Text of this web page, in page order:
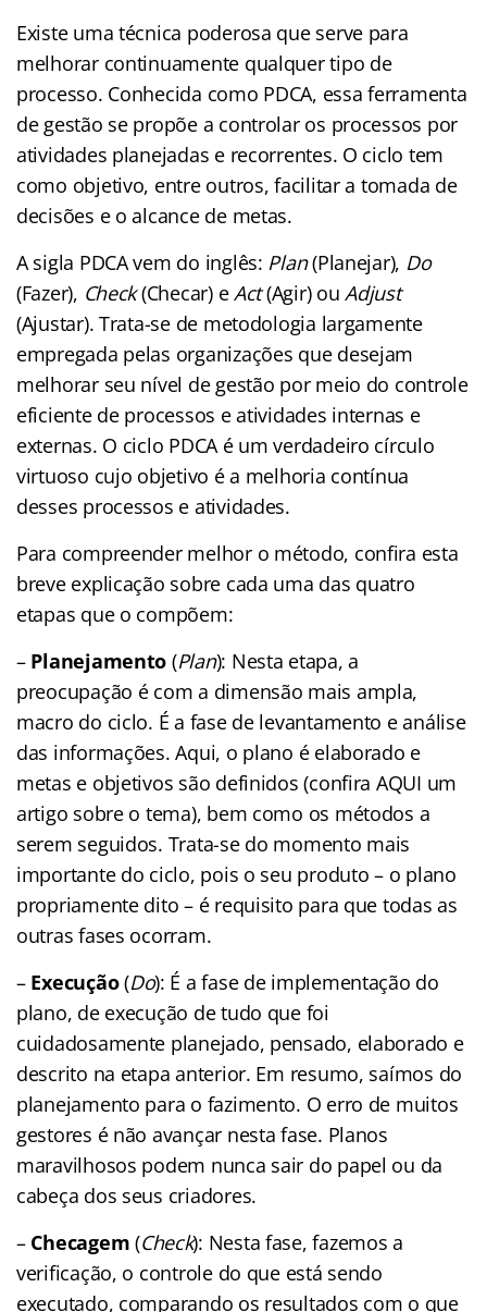
Existe uma técnica poderosa que serve para
melhorar continuamente qualquer tipo de
processo. Conhecida como PDCA, essa ferramenta
de gestão se propõe a controlar os processos por
atividades planejadas e recorrentes. O ciclo tem
como objetivo, entre outros, facilitar a tomada de
decisões e o alcance de metas.
A sigla PDCA vem do inglês: Plan(Planejar), Do
(Fazer), Check(Checar) eAct(Agir) ouAdjust
(Ajustar). Trata-se de metodologia largamente
empregada pelas organizações que desejam
melhorar seu nível de gestão por meio do controle
eficiente de processos e atividades internas e
externas. O ciclo PDCA é um verdadeiro círculo
virtuoso cujo objetivo é a melhoria contínua
desses processos e atividades.
Para compreender melhor o método, confira esta
breve explicação sobre cada uma das quatro
etapas que o compõem:
– Planejamento (Plan): Nesta etapa, a
preocupação é com a dimensão mais ampla,
macro do ciclo. É a fase de levantamento e análise
das informações. Aqui, o plano é elaborado e
metas e objetivos são definidos (confira AQUI um
artigo sobre o tema), bem como os métodos a
serem seguidos. Trata-se do momento mais
importante do ciclo, pois o seu produto – o plano
propriamente dito – é requisito para que todas as
outras fases ocorram.
– Execução(Do): É a fase de implementação do
plano, de execução de tudo que foi
cuidadosamente planejado, pensado, elaborado e
descrito na etapa anterior. Em resumo, saímos do
planejamento para o fazimento. O erro de muitos
gestores é não avançar nesta fase. Planos
maravilhosos podem nunca sair do papel ou da
cabeça dos seus criadores.
– Checagem (Check): Nesta fase, fazemos a
verificação, o controle do que está sendo
executado, comparando os resultados com o que